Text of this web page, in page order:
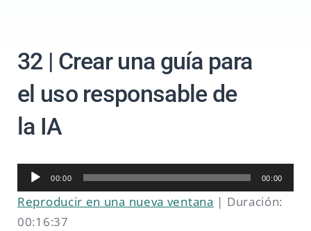
32 | Crear una guía para
el uso responsable de
la IA
Reproductor
de
audio
00:00 00:00
Reproducir en una nueva ventana | Duración:
00:16:37